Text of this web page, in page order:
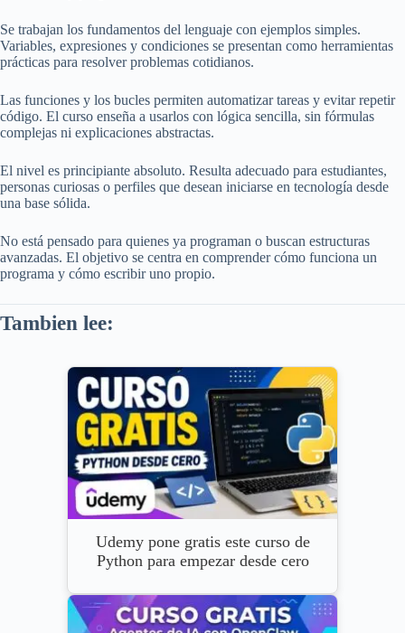
Se trabajan los fundamentos del lenguaje con ejemplos simples.
Variables, expresiones y condiciones se presentan como herramientas
prácticas para resolver problemas cotidianos.
Las funciones y los bucles permiten automatizar tareas y evitar repetir
código. El curso enseña a usarlos con lógica sencilla, sin fórmulas
complejas ni explicaciones abstractas.
El nivel es principiante absoluto. Resulta adecuado para estudiantes,
personas curiosas o perfiles que desean iniciarse en tecnología desde
una base sólida.
No está pensado para quienes ya programan o buscan estructuras
avanzadas. El objetivo se centra en comprender cómo funciona un
programa y cómo escribir uno propio.
Tambien lee:
Udemy pone gratis este curso de
Python para empezar desde cero